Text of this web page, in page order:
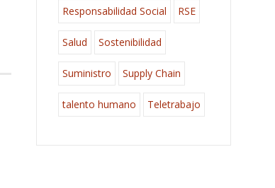
Responsabilidad Social RSE
Salud Sostenibilidad
Suministro Supply Chain
talento humano Teletrabajo